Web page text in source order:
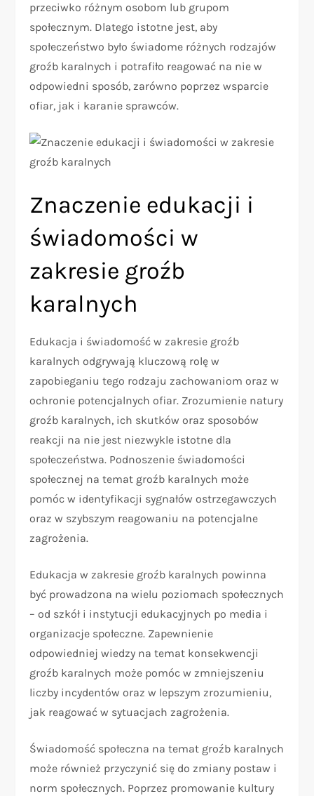
przeciwko różnym osobom lub grupom
społecznym. Dlatego istotne jest, aby
społeczeństwo było świadome różnych rodzajów
groźb karalnych i potrafiło reagować na nie w
odpowiedni sposób, zarówno poprzez wsparcie
ofiar, jak i karanie sprawców.
Znaczenie edukacji i
świadomości w
zakresie groźb
karalnych
Edukacja i świadomość w zakresie groźb
karalnych odgrywają kluczową rolę w
zapobieganiu tego rodzaju zachowaniom oraz w
ochronie potencjalnych ofiar. Zrozumienie natury
groźb karalnych, ich skutków oraz sposobów
reakcji na nie jest niezwykle istotne dla
społeczeństwa. Podnoszenie świadomości
społecznej na temat groźb karalnych może
pomóc w identyfikacji sygnałów ostrzegawczych
oraz w szybszym reagowaniu na potencjalne
zagrożenia.
Edukacja w zakresie groźb karalnych powinna
być prowadzona na wielu poziomach społecznych
– od szkół i instytucji edukacyjnych po media i
organizacje społeczne. Zapewnienie
odpowiedniej wiedzy na temat konsekwencji
groźb karalnych może pomóc w zmniejszeniu
liczby incydentów oraz w lepszym zrozumieniu,
jak reagować w sytuacjach zagrożenia.
Świadomość społeczna na temat groźb karalnych
może również przyczynić się do zmiany postaw i
norm społecznych. Poprzez promowanie kultury